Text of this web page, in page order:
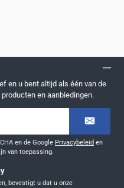
en u bent altijd als één van de
en aanbiedingen.
en de Google Privacybeleid en
van toepassing.
Door doorgaan te selecteren, bevestigt u dat u onze